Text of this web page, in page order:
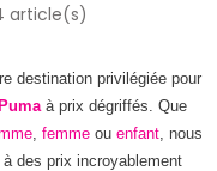
article(s)
destination privilégiée pour
Puma à prix dégriffés. Que
femme ou enfant , nous
à des prix incroyablement